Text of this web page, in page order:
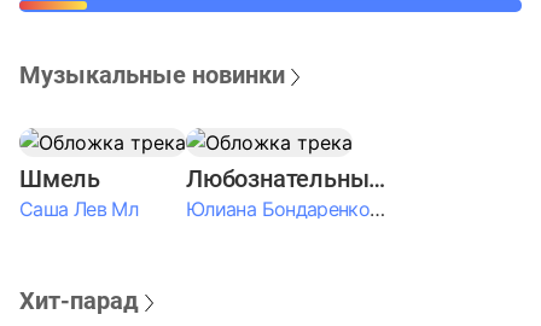
Музыкальные новинки
Шмель
Саша Лев Мл
Любознательные Дети
Юлиана Бондаренко & Амелия Колпакова & Егор Егоров & Валерия Шевченко & Ксюша Косичкина
Хит-парад